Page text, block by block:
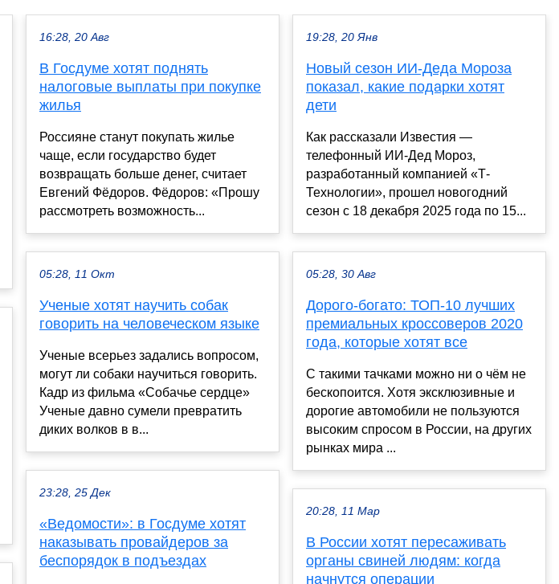
16:28, 20 Авг
В Госдуме хотят поднять
налоговые выплаты при покупке
жилья
Россияне станут покупать жилье
чаще, если государство будет
возвращать больше денег, считает
Евгений Фёдоров. Фёдоров: «Прошу
рассмотреть возможность...
05:28, 11 Окт
Ученые хотят научить собак
говорить на человеческом языке
Ученые всерьез задались вопросом,
могут ли собаки научиться говорить.
Кадр из фильма «Собачье сердце»
Ученые давно сумели превратить
диких волков в в...
23:28, 25 Дек
«Ведомости»: в Госдуме хотят
наказывать провайдеров за
беспорядок в подъездах
19:28, 20 Янв
Новый сезон ИИ-Деда Мороза
показал, какие подарки хотят
дети
Как рассказали Известия —
телефонный ИИ-Дед Мороз,
разработанный компанией «Т-
Технологии», прошел новогодний
сезон с 18 декабря 2025 года по 15...
05:28, 30 Авг
Дорого-богато: ТОП-10 лучших
премиальных кроссоверов 2020
года, которые хотят все
С такими тачками можно ни о чём не
бескопоится. Хотя эксклюзивные и
дорогие автомобили не пользуются
высоким спросом в России, на других
рынках мира ...
20:28, 11 Мар
В России хотят пересаживать
органы свиней людям: когда
начнутся операции